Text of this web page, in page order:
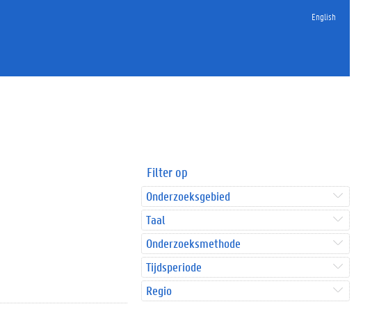
English
Filter op
Onderzoeksgebied
Taal
Onderzoeksmethode
Tijdsperiode
Regio